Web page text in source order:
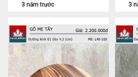
3 năm trước 3